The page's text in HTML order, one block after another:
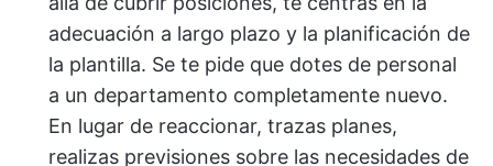
adecuación a largo plazo y la planificación de
la plantilla. Se te pide que dotes de personal
a un departamento completamente nuevo.
En lugar de reaccionar, trazas planes,
realizas previsiones sobre las necesidades de